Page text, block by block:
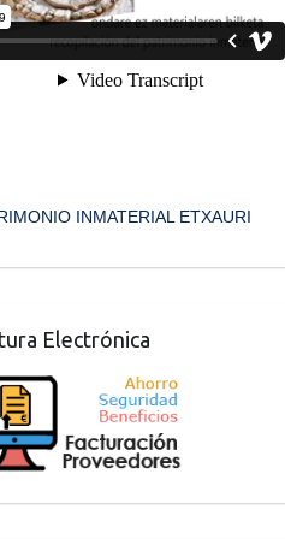
INMATERIAL ETXAURI
Electrónica